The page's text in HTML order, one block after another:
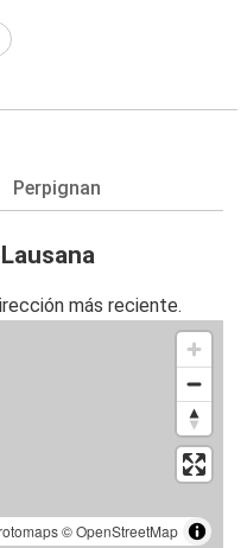
Perpignan
más reciente.
©OpenStreetMap